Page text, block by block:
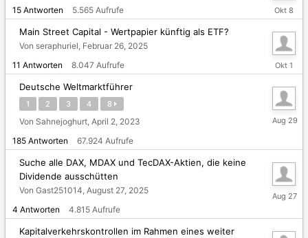
15 Antworten 5.565 Aufrufe
Oktober
8,
2025
Main Street Capital - Wertpapier künftig als ETF?
Von seraphuriel, Februar 26, 2025
11 Antworten 8.047 Aufrufe
Oktober
1,
2025
Deutsche Weltmarktführer
1 2 3 4 8
Von Sahnejoghurt, April 2, 2023
185 Antworten 67.924 Aufrufe
August
29,
Suche alle DAX, MDAX und TecDAX-Aktien, die keine
Dividende ausschütten
Von Gast251014, August 27, 2025
4 Antworten 4.815 Aufrufe
August
27,
2025
Kapitalverkehrskontrollen im Rahmen eines weiter